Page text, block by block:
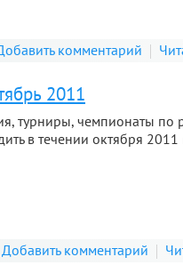
комментарий
2011
турниры, чемпионаты по
в течении октября
Добавить комментарий